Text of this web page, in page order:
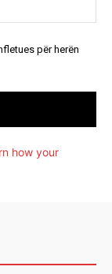
për herën
how your